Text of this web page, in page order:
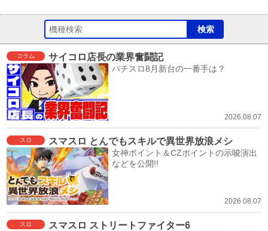
コラム サイコロ店長の業界奮闘記
パチスロ8月新台の一番手は？
2026.08.07
スロ スマスロ とんでもスキルで異世界放浪メシ
女神ポイント＆CZポイントの示唆演出
などを公開!!
2026.08.07
スロ スマスロ ストリートファイター6